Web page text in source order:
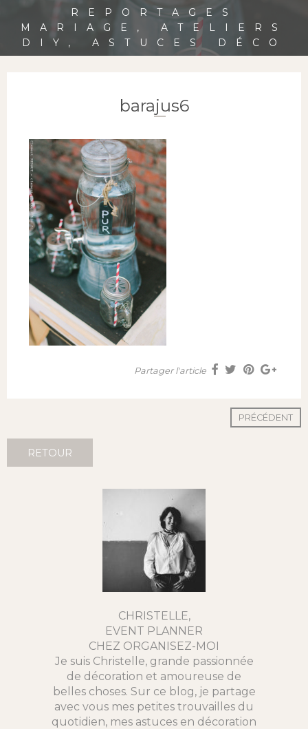
REPORTAGES
MARIAGE, ATELIERS
DIY, ASTUCES DÉCO
barajus6
Partager l'article
PRÉCÉDENT
RETOUR
CHRISTELLE,
EVENT PLANNER
CHEZ ORGANISEZ-MOI
Je suis Christelle, grande passionnée
de décoration et amoureuse de
belles choses. Sur ce blog, je partage
avec vous mes petites trouvailles du
quotidien, mes astuces en décoration